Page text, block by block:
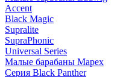
Accent
Black Magic
Supralite
SupraPhonic
Universal Series
Малые барабаны Mapex
Серия Black Panther